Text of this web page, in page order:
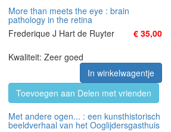
More than meets the eye : brain
pathology in the retina
Frederique J Hart de Ruyter
€ 35,00
Kwaliteit: Zeer goed
In winkelwagentje
Toevoegen aan Delen met vrienden
Met andere ogen... : een kunsthistorisch
beeldverhaal van het Ooglijdersgasthuis